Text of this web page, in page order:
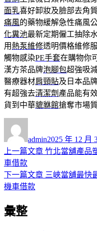
面乳喜好卸妝及臉部去角
痛風的藥物緩解急性痛風
化糞池最新定期僱工抽除
用 熱泵維修透明價格維修
觸物感染PE手套在購物你
漢方茶品牌泡腳包超強吸
醫療器材肩頸貼及日本品
有超強去清潔劑 產品能有
貨到中華貔貅館搶奪市場
者
admin佈
日
2025 年 12 月
文
章
導
覽
上一篇文章 上
篇
竹北當舖產品
車借款
下一篇文章 下
三峽當舖最快
機車借款
彙整